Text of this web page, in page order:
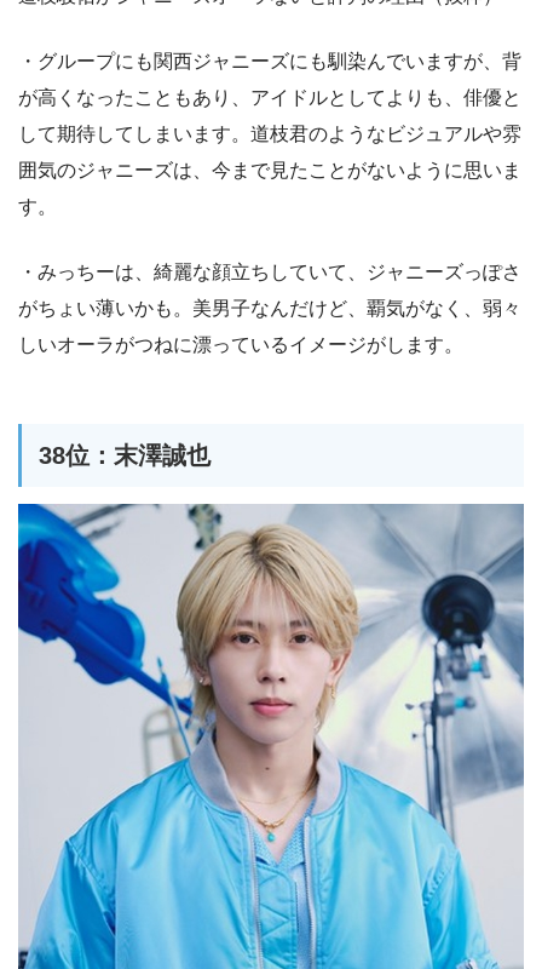
・グループにも関西ジャニーズにも馴染んでいますが、背
が高くなったこともあり、アイドルとしてよりも、俳優と
して期待してしまいます。道枝君のようなビジュアルや雰
囲気のジャニーズは、今まで見たことがないように思いま
す。
・みっちーは、綺麗な顔立ちしていて、ジャニーズっぽさ
がちょい薄いかも。美男子なんだけど、覇気がなく、弱々
しいオーラがつねに漂っているイメージがします。
38位：末澤誠也